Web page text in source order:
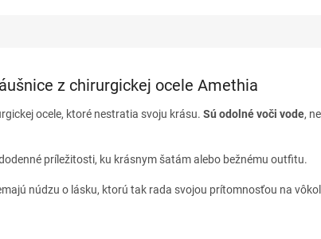
z chirurgickej ocele Amethia
ocele, ktoré nestratia svoju krásu. Sú odolné voči vode,
príležitosti, ku krásnym šatám alebo bežnému outfitu.
núdzu o lásku, ktorú tak rada svojou prítomnosťou na